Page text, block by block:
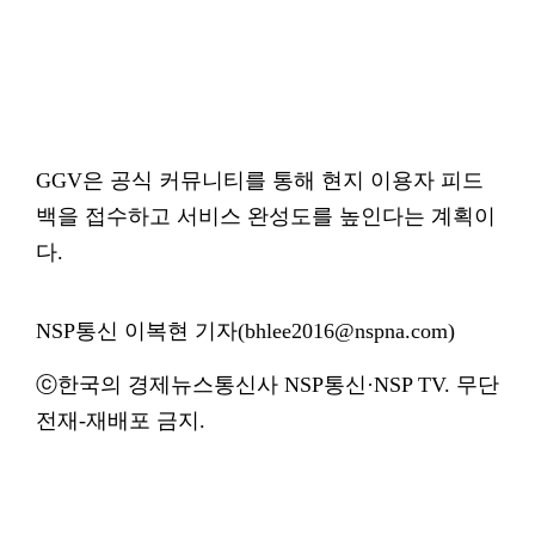
GGV은 공식 커뮤니티를 통해 현지 이용자 피드
백을 접수하고 서비스 완성도를 높인다는 계획이
다.
NSP통신 이복현 기자(bhlee2016@nspna.com)
ⓒ한국의 경제뉴스통신사 NSP통신·NSP TV. 무단
전재-재배포 금지.